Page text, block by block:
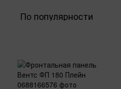
По популярности